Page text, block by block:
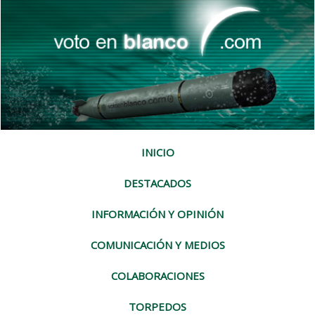
INICIO
DESTACADOS
INFORMACIÓN Y OPINIÓN
COMUNICACIÓN Y MEDIOS
COLABORACIONES
TORPEDOS